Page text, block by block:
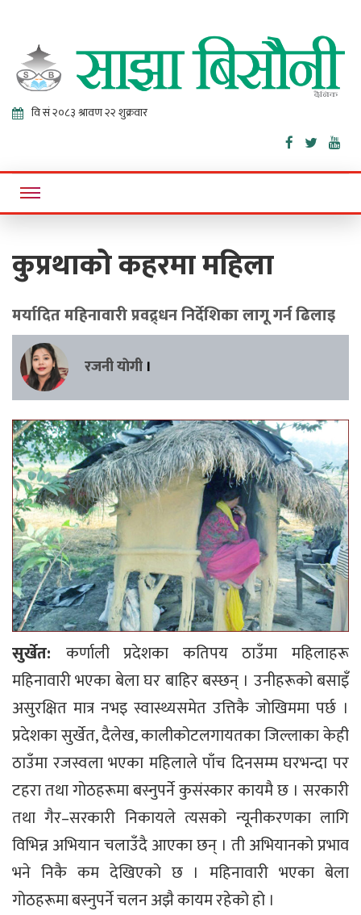
Sajha
Bisaunee
Online News Portal
कुप्रथाको कहरमा महिला
मर्यादित महिनावारी प्रवद्र्धन निर्देशिका लागू गर्न ढिलाइ
रजनी याेगी ।
सुर्खेत: कर्णाली प्रदेशका कतिपय ठाउँमा महिलाहरू
महिनावारी भएका बेला घर बाहिर बस्छन् । उनीहरूको बसाइँ
असुरक्षित मात्र नभइ स्वास्थ्यसमेत उत्तिकै जोखिममा पर्छ ।
प्रदेशका सुर्खेत, दैलेख, कालीकोटलगायतका जिल्लाका केही
ठाउँमा रजस्वला भएका महिलाले पाँच दिनसम्म घरभन्दा पर
टहरा तथा गोठहरूमा बस्नुपर्ने कुसंस्कार कायमै छ । सरकारी
तथा गैर–सरकारी निकायले त्यसको न्यूनीकरणका लागि
विभिन्न अभियान चलाउँदै आएका छन् । ती अभियानको प्रभाव
भने निकै कम देखिएको छ । महिनावारी भएका बेला
गोठहरूमा बस्नुपर्ने चलन अझै कायम रहेको हो ।